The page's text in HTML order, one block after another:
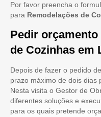
Por favor preencha o
para Remodelações de
Pedir
de Cozinhas em
Depois de fazer o pedido
prazo máximo de dois dias
Nesta visita o Gestor de
diferentes soluções e
para os quais pretende